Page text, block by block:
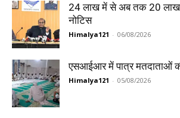
24 लाख में से अब तक 20
नोटिस
Himalya121 - 06/08/2026
एसआईआर में पात्र मतदाताओं
Himalya121 - 05/08/2026